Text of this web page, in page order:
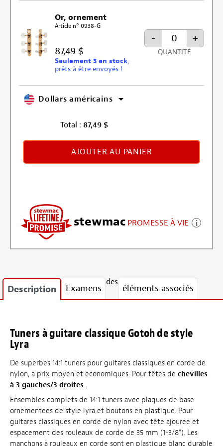
Or, ornement
Article n° 0938-G
87,49 $
Seulement 3 en stock,
prêts à être envoyés !
- +
QUANTITÉ
Dollars américains
Total : 87,49 $
AJOUTER AU PANIER
stewmac PROMESSE À VIE
Description Examens
des
éléments associés
Tuners à guitare classique Gotoh de style
Lyra
De superbes 14:1 tuners pour guitares classiques en corde de
nylon, à prix moyen et économiques. Pour têtes de chevilles
à 3 gauches/3 droites .
Ensembles complets de 14:1 tuners avec plaques de base
ornementées de style lyra et boutons en plastique. Pour
guitares classiques en corde de nylon avec tête ajourée et
espacement des rouleaux de corde de 35 mm (1-3/8"). Les
manchons à rouleaux en corde sont en plastique blanc durable